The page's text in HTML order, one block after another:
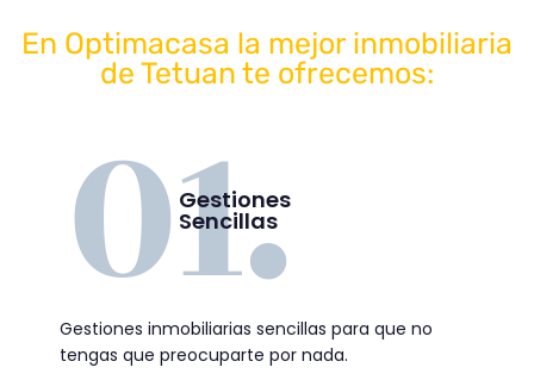
En Optimacasa la mejor inmobiliaria
de Tetuan te ofrecemos:
Gestiones
Sencillas
Gestiones inmobiliarias sencillas para que no
tengas que preocuparte por nada.